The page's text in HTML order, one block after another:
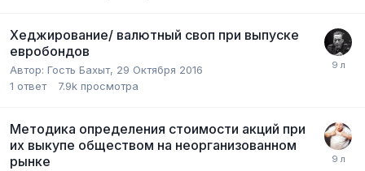
Хеджирование/ валютный своп при выпуске
евробондов
Автор: Гость Бахыт, 29 Октября 2016
1 ответ 7.9k просмотра
Методика определения стоимости акций при
их выкупе обществом на неорганизованном
рынке